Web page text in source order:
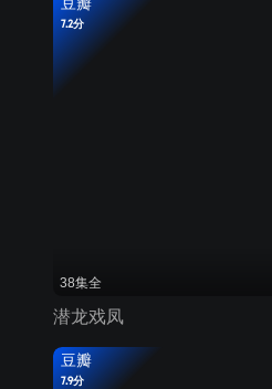
豆瓣
7.2分
38集全
潜龙戏凤
豆瓣
7.9分